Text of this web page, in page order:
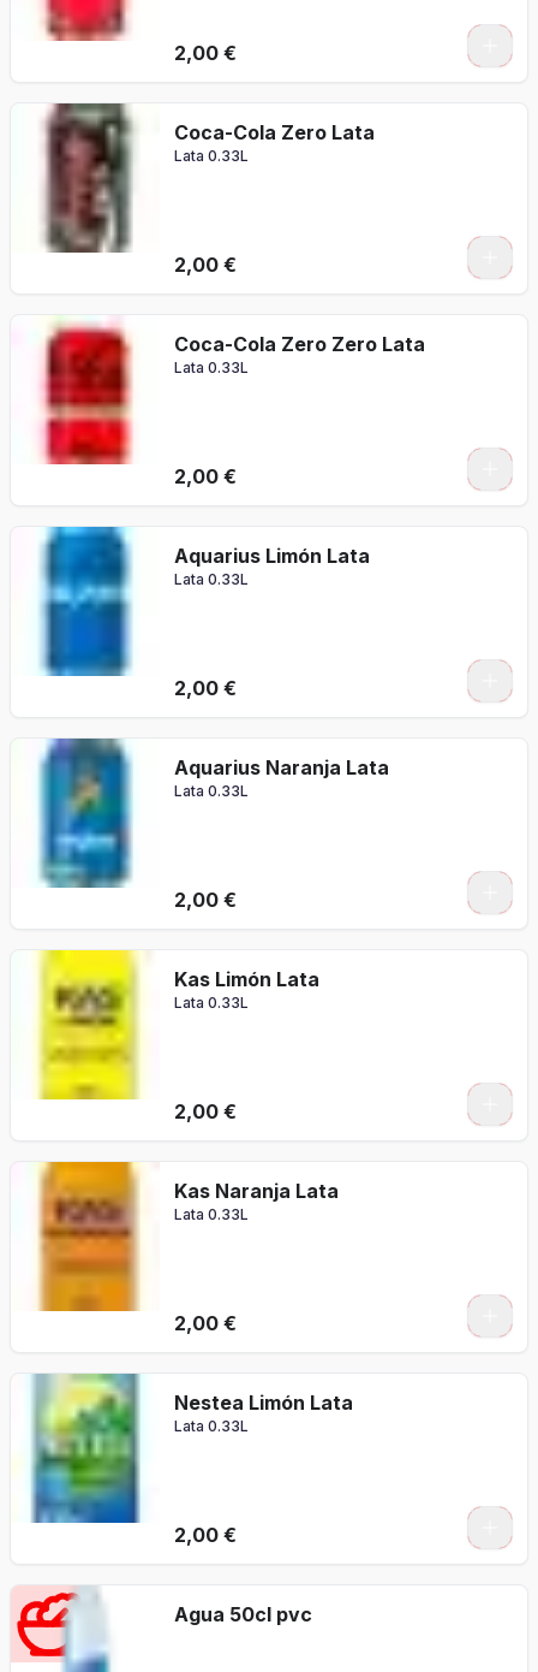
2,00 €
Coca-Cola Zero Lata
Lata 0.33L
2,00 €
Coca-Cola Zero Zero Lata
Lata 0.33L
2,00 €
Aquarius Limón Lata
Lata 0.33L
2,00 €
Aquarius Naranja Lata
Lata 0.33L
2,00 €
Kas Limón Lata
Lata 0.33L
2,00 €
Kas Naranja Lata
Lata 0.33L
2,00 €
Nestea Limón Lata
Lata 0.33L
2,00 €
Agua 50cl pvc